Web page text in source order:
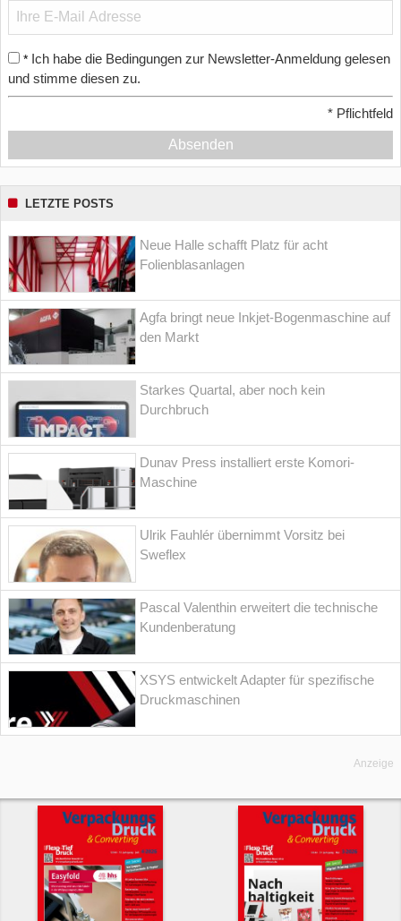
* Ich habe die Bedingungen zur Newsletter-Anmeldung gelesen
und stimme diesen zu.
* Pflichtfeld
Absenden
LETZTE POSTS
Neue Halle schafft Platz für acht
Folienblasanlagen
Agfa bringt neue Inkjet-Bogenmaschine auf
den Markt
Starkes Quartal, aber noch kein
Durchbruch
Dunav Press installiert erste Komori-
Maschine
Ulrik Fauhlér übernimmt Vorsitz bei
Sweflex
Pascal Valenthin erweitert die technische
Kundenberatung
XSYS entwickelt Adapter für spezifische
Druckmaschinen
Anzeige